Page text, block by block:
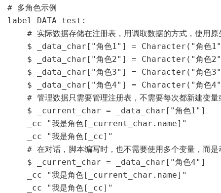
# 多角色示例
label DATA_test:
# 实际数据存储在注册表，用调取数据的方式，使用
$ _data_char["角色1"] = Character("角色
$ _data_char["角色2"] = Character("角色
$ _data_char["角色3"] = Character("角色
$ _data_char["角色4"] = Character("角色
# 管理数据只需要管理注册表，不需要每次都新建变量
    $ _current_char = _data_char["角色1"]
    _cc "我是角色[_current_char.name]"
    _cc "我是角色[_cc]"
# 在对话，脚本编写时，也不需要使用多个变量，而
    $ _current_char = _data_char["角色4"]
    _cc "我是角色[_current_char.name]"
    _cc "我是角色[_cc]"